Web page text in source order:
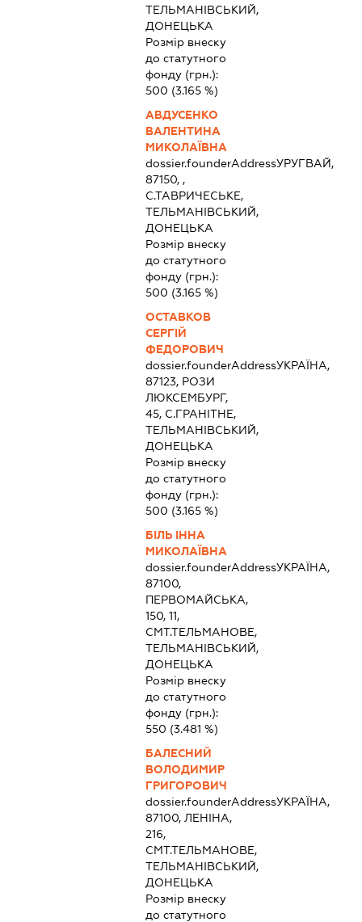
ТЕЛЬМАНІВСЬКИЙ,
ДОНЕЦЬКА
Розмір внеску
до статутного
фонду (грн.):
500 (3.165 %)
АВДУСЕНКО
ВАЛЕНТИНА
МИКОЛАЇВНА
dossier.founderAddressУРУГВАЙ,
87150, ,
С.ТАВРИЧЕСЬКЕ,
ТЕЛЬМАНІВСЬКИЙ,
ДОНЕЦЬКА
Розмір внеску
до статутного
фонду (грн.):
500 (3.165 %)
ОСТАВКОВ
СЕРГІЙ
ФЕДОРОВИЧ
dossier.founderAddressУКРАЇНА,
87123, РОЗИ
ЛЮКСЕМБУРГ,
45, С.ГРАНІТНЕ,
ТЕЛЬМАНІВСЬКИЙ,
ДОНЕЦЬКА
Розмір внеску
до статутного
фонду (грн.):
500 (3.165 %)
БІЛЬ ІННА
МИКОЛАЇВНА
dossier.founderAddressУКРАЇНА,
87100,
ПЕРВОМАЙСЬКА,
150, 11,
СМТ.ТЕЛЬМАНОВЕ,
ТЕЛЬМАНІВСЬКИЙ,
ДОНЕЦЬКА
Розмір внеску
до статутного
фонду (грн.):
550 (3.481 %)
БАЛЕСНИЙ
ВОЛОДИМИР
ГРИГОРОВИЧ
dossier.founderAddressУКРАЇНА,
87100, ЛЕНІНА,
216,
СМТ.ТЕЛЬМАНОВЕ,
ТЕЛЬМАНІВСЬКИЙ,
ДОНЕЦЬКА
Розмір внеску
до статутного